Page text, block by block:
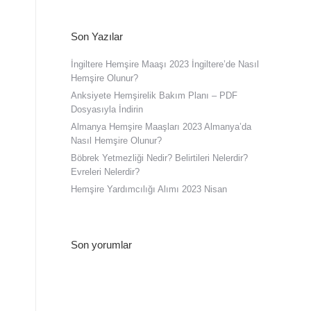
Son Yazılar
İngiltere Hemşire Maaşı 2023 İngiltere’de Nasıl
Hemşire Olunur?
Anksiyete Hemşirelik Bakım Planı – PDF
Dosyasıyla İndirin
Almanya Hemşire Maaşları 2023 Almanya’da
Nasıl Hemşire Olunur?
Böbrek Yetmezliği Nedir? Belirtileri Nelerdir?
Evreleri Nelerdir?
Hemşire Yardımcılığı Alımı 2023 Nisan
Son yorumlar